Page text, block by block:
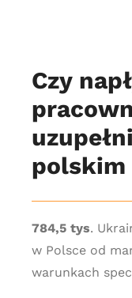
Czy
polskim
784,5 tys.
w Polsce od
warunkach